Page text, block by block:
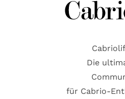
Die
für Cabrio-